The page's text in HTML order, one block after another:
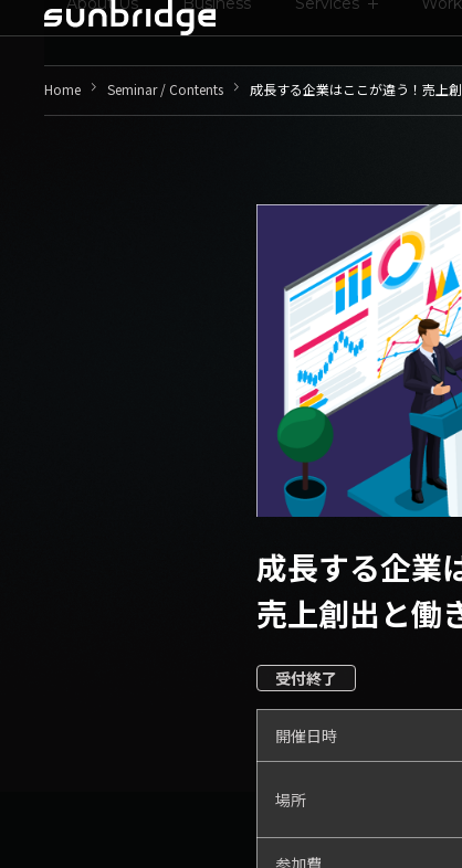
Home keyboard_arrow_right Seminar / Contents keyboard_arrow_right 成長する企業はここが違う！ 売上
成長する企業
売上創出と働
受付終了
開催日時
場所